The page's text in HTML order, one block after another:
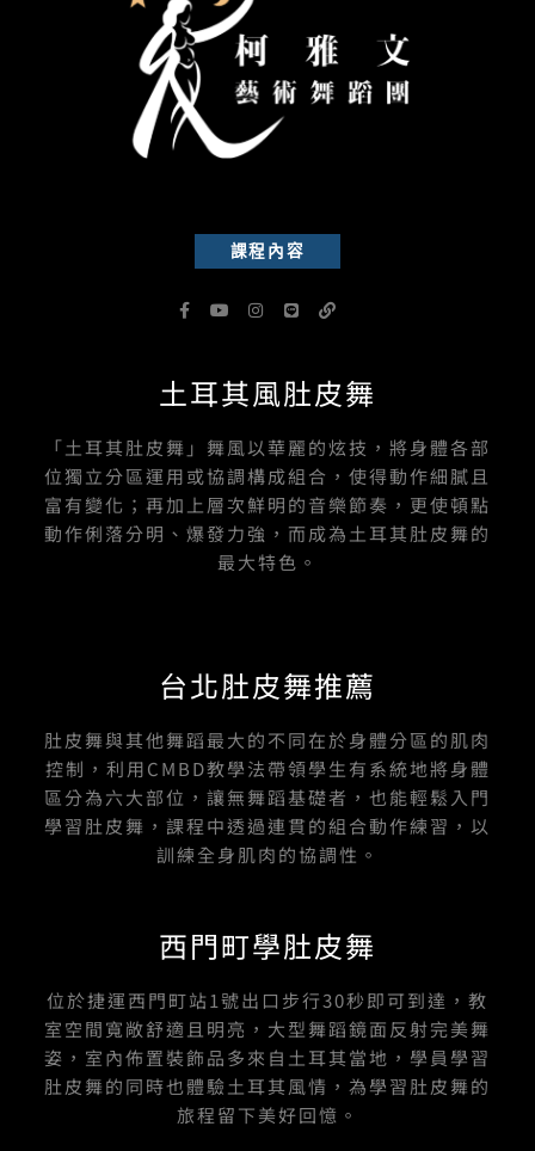
課程內容
F
a
o
o
f
Y
o
b
e
I
n
g
r
L
i
L
i
土耳其風肚皮舞
「土耳其肚皮舞」舞風以華麗的炫技，將身體各部
位獨立分區運用或協調構成組合，使得動作細膩且
富有變化；再加上層次鮮明的音樂節奏，更使頓點
動作俐落分明、爆發力強，而成為土耳其肚皮舞的
最大特色。
台北肚皮舞推薦
肚皮舞與其他舞蹈最大的不同在於身體分區的肌肉
控制，利用CMBD教學法帶領學生有系統地將身體
區分為六大部位，讓無舞蹈基礎者，也能輕鬆入門
學習肚皮舞，課程中透過連貫的組合動作練習，以
訓練全身肌肉的協調性。
西門町學肚皮舞
位於捷運西門町站1號出口步行30秒即可到達，教
室空間寬敞舒適且明亮，大型舞蹈鏡面反射完美舞
姿，室內佈置裝飾品多來自土耳其當地，學員學習
肚皮舞的同時也體驗土耳其風情，為學習肚皮舞的
旅程留下美好回憶。